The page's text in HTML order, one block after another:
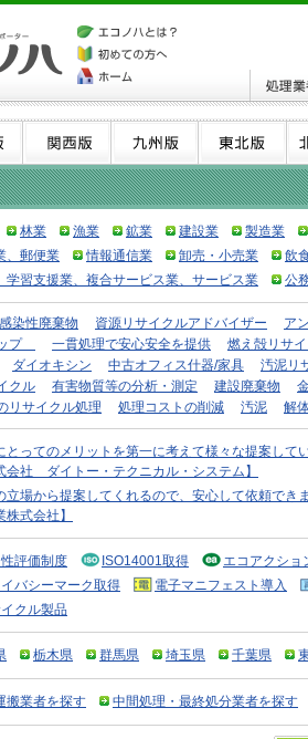
林業 漁業 鉱業 建設業
製造業
、郵便業
情報通信業 卸売・小売業
飲
学習支援業、複合サービス業、サービス業
公
感染性廃棄物 資源リサイクルアドバイザー
ア
プ
一貫処理で安心安全を提供
燃え殻リサ
ダイオキシン 中古オフィス什器/家具
汚泥リ
クル
有害物質等の分析・測定 建設廃棄物
リサイクル処理
処理コストの削減 汚泥 解
とってのメリットを第一に考えて様々な提案し
会社 ダイトー・テクニカル・システム】
立場から提案してくれるので、安心して依頼で
株式会社】
評価制度 ISO14001取得
エコアクショ
バシーマーク取得
電子マニフェスト導入
イクル製品
栃木県 群馬県 埼玉県 千葉県
搬業者を探す 中間処理・最終処分業者を探す